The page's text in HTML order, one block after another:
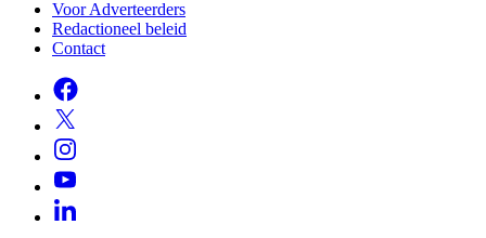
Voor Adverteerders
Redactioneel beleid
Contact